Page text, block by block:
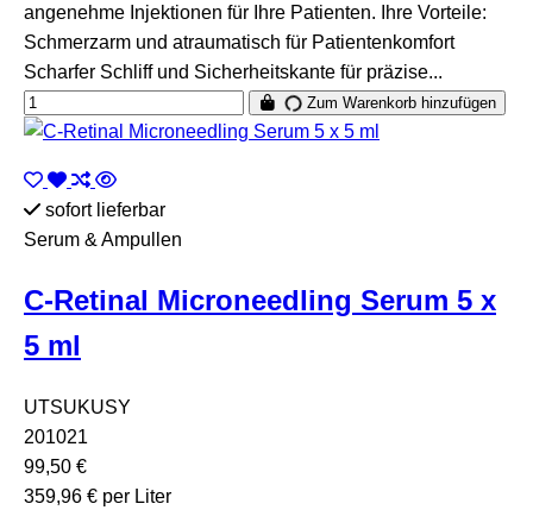
angenehme Injektionen für Ihre Patienten. Ihre Vorteile:
Schmerzarm und atraumatisch für Patientenkomfort
Scharfer Schliff und Sicherheitskante für präzise...
Zum Warenkorb hinzufügen
sofort lieferbar
Serum & Ampullen
C-Retinal Microneedling Serum 5 x
5 ml
UTSUKUSY
201021
99,50 €
359,96 € per Liter